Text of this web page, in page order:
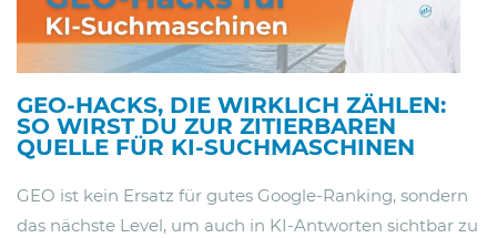
GEO-HACKS, DIE WIRKLICH ZÄHLEN:
SO WIRST DU ZUR ZITIERBAREN
QUELLE FÜR KI-SUCHMASCHINEN
GEO ist kein Ersatz für gutes Google-Ranking, sondern
das nächste Level, um auch in KI-Antworten sichtbar zu